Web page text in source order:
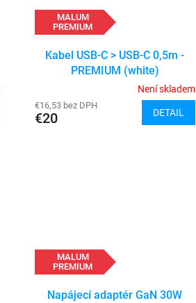
MALUM
PREMIUM
Kabel USB-C > USB-C 0,5m -
PREMIUM (white)
Není skladem
€16,53 bez DPH
€20 DETAIL
MALUM
PREMIUM
Napájecí adaptér GaN 30W